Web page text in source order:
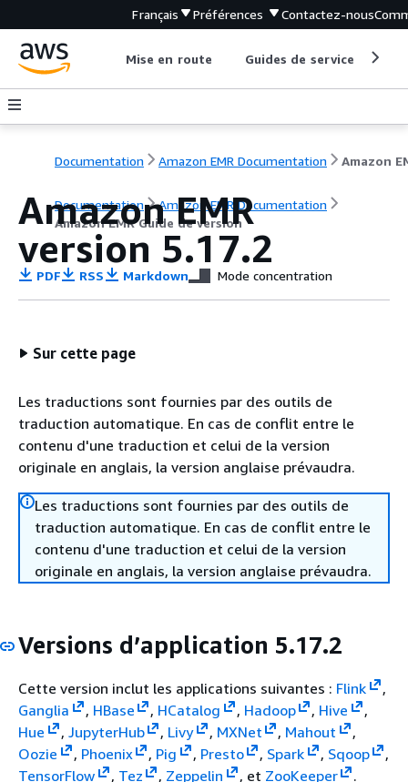
Français Préférences Contactez-nous
Mise en route Guides de service
Documentation Amazon EMR Documentation
Documentation
Amazon EMR Documentation
Amazon EMR Guide de version
Amazon EMR
version 5.17.2
PDF RSS Markdown Mode concentration
Sur cette page
Les traductions sont fournies par des outils de
traduction automatique. En cas de conflit entre le
contenu d'une traduction et celui de la version
originale en anglais, la version anglaise prévaudra.
Les traductions sont fournies par des outils de
traduction automatique. En cas de conflit entre le
contenu d'une traduction et celui de la version
originale en anglais, la version anglaise prévaudra.
Versions d’application 5.17.2
Cette version inclut les applications suivantes : Flink
,
Ganglia
, HBase , HCatalog , Hadoop , Hive
,
Hue
, JupyterHub , Livy , MXNet , Mahout
,
Oozie
, Phoenix , Pig , Presto , Spark , Sqoop
,
TensorFlow
, Tez , Zeppelin , et ZooKeeper
.